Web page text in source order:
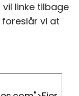
linke tilbage
foreslår vi at